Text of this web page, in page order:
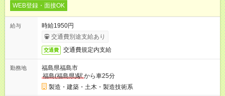
WEB登録・面接OK
給与
時給1950円
交通費別途支給あり
交通費 交通費規定内支給
勤務地
福島県福島市
福島(福島県)駅から車25分
製造・建築・土木・製造技術系